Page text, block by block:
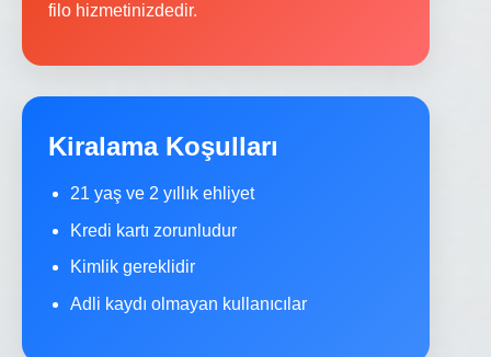
filo hizmetinizdedir.
Kiralama Koşulları
21 yaş ve 2 yıllık ehliyet
Kredi kartı zorunludur
Kimlik gereklidir
Adli kaydı olmayan kullanıcılar